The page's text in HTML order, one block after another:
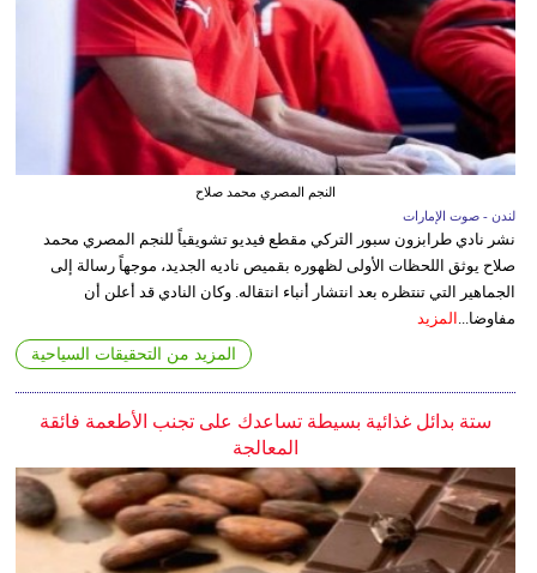
النجم المصري محمد صلاح
لندن - صوت الإمارات
نشر نادي طرابزون سبور التركي مقطع فيديو تشويقياً للنجم المصري محمد
صلاح يوثق اللحظات الأولى لظهوره بقميص ناديه الجديد، موجهاً رسالة إلى
الجماهير التي تنتظره بعد انتشار أنباء انتقاله. وكان النادي قد أعلن أن
مفاوضا... المزيد
المزيد من التحقيقات السياحية
ستة بدائل غذائية بسيطة تساعدك على تجنب الأطعمة فائقة
المعالجة